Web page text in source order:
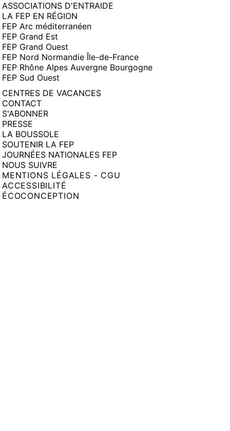
ASSOCIATIONS D'ENTRAIDE
LA FEP EN RÉGION
FEP Arc méditerranéen
FEP Grand Est
FEP Grand Ouest
FEP Nord Normandie Île-de-France
FEP Rhône Alpes Auvergne Bourgogne
FEP Sud Ouest
CENTRES DE VACANCES
CONTACT
S'ABONNER
PRESSE
LA BOUSSOLE
SOUTENIR LA FEP
JOURNÉES NATIONALES FEP
NOUS SUIVRE
MENTIONS LÉGALES - CGU
ACCESSIBILITÉ
ÉCOCONCEPTION